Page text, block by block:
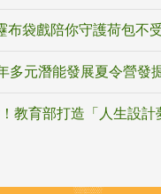
布袋戲陪你守護荷包不
多元潛能發展夏令營發
教育部打造「人生設